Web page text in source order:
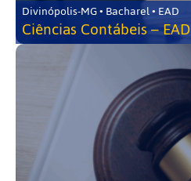
Divinópolis-MG • Bacharel • EAD
Ciências Contábeis – EAD